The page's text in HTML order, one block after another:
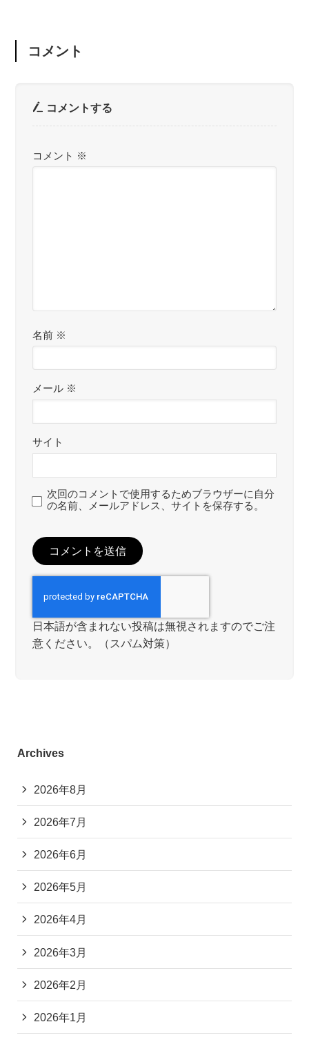
コメント
コメントする
コメント ※
名前 ※
メール ※
サイト
次回のコメントで使用するためブラウザーに自分
の名前、メールアドレス、サイトを保存する。
日本語が含まれない投稿は無視されますのでご注
意ください。（スパム対策）
Archives
2026年8月
2026年7月
2026年6月
2026年5月
2026年4月
2026年3月
2026年2月
2026年1月